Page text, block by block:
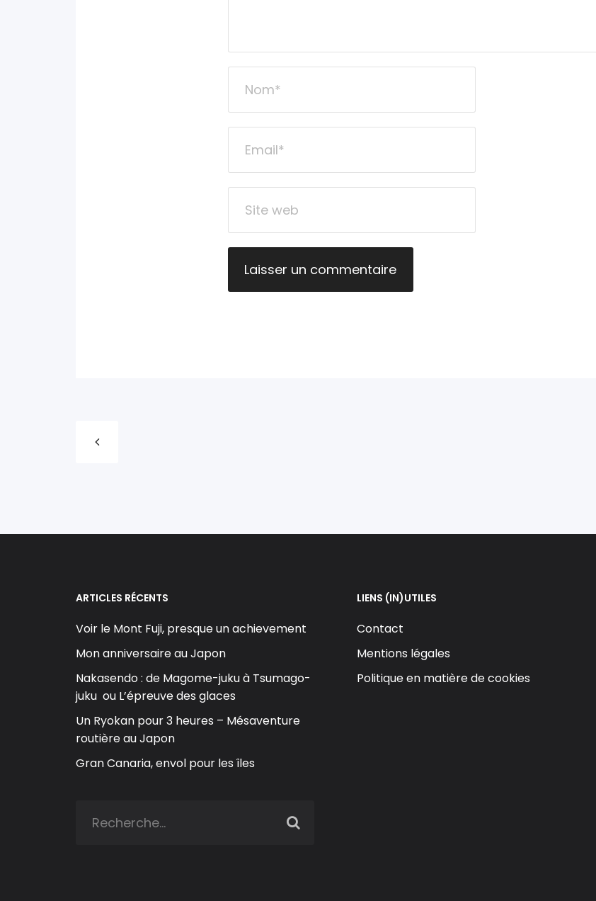
ARTICLES RÉCENTS
Voir le Mont Fuji, presque un achievement
Mon anniversaire au Japon
Nakasendo : de Magome-juku à Tsumago-
juku ou L’épreuve des glaces
Un Ryokan pour 3 heures – Mésaventure
routière au Japon
Gran Canaria, envol pour les îles
LIENS (IN)UTILES
Contact
Mentions légales
Politique en matière de cookies